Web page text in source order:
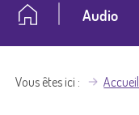
Audio
Vous êtes ici Accueil